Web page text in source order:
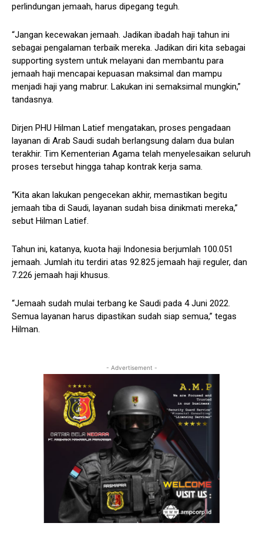
perlindungan jemaah, harus dipegang teguh.
“Jangan kecewakan jemaah. Jadikan ibadah haji tahun ini
sebagai pengalaman terbaik mereka. Jadikan diri kita sebagai
supporting system untuk melayani dan membantu para
jemaah haji mencapai kepuasan maksimal dan mampu
menjadi haji yang mabrur. Lakukan ini semaksimal mungkin,”
tandasnya.
Dirjen PHU Hilman Latief mengatakan, proses pengadaan
layanan di Arab Saudi sudah berlangsung dalam dua bulan
terakhir. Tim Kementerian Agama telah menyelesaikan seluruh
proses tersebut hingga tahap kontrak kerja sama.
“Kita akan lakukan pengecekan akhir, memastikan begitu
jemaah tiba di Saudi, layanan sudah bisa dinikmati mereka,”
sebut Hilman Latief.
Tahun ini, katanya, kuota haji Indonesia berjumlah 100.051
jemaah. Jumlah itu terdiri atas 92.825 jemaah haji reguler, dan
7.226 jemaah haji khusus.
“Jemaah sudah mulai terbang ke Saudi pada 4 Juni 2022.
Semua layanan harus dipastikan sudah siap semua,” tegas
Hilman.
- Advertisement -